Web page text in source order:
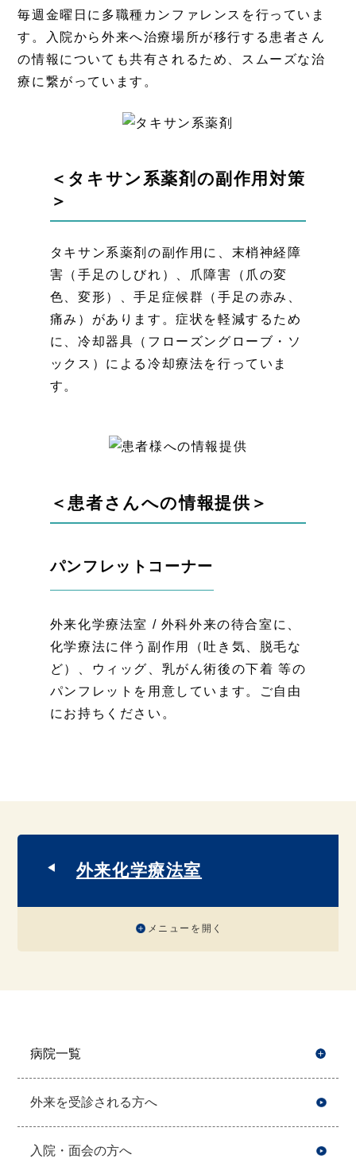
毎週金曜日に多職種カンファレンスを行っていま
す。入院から外来へ治療場所が移行する患者さん
の情報についても共有されるため、スムーズな治
療に繋がっています。
＜タキサン系薬剤の副作用対策
＞
タキサン系薬剤の副作用に、末梢神経障
害（手足のしびれ）、爪障害（爪の変
色、変形）、手足症候群（手足の赤み、
痛み）があります。症状を軽減するため
に、冷却器具（フローズングローブ・ソ
ックス）による冷却療法を行っていま
す。
＜患者さんへの情報提供＞
パンフレットコーナー
外来化学療法室 / 外科外来の待合室に、
化学療法に伴う副作用（吐き気、脱毛な
ど）、ウィッグ、乳がん術後の下着 等の
パンフレットを用意しています。ご自由
にお持ちください。
外来化学療法室
メニューを開く
病院一覧
外来を受診される方へ
入院・面会の方へ